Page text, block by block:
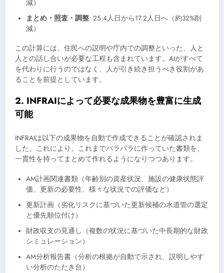
減）
まとめ・照査・調整: 25.4人日から17.2人日へ（約32%削
減）
この計算には、住民への説明や庁内での調整といった、人と
人との話し合いが必要な工程も含まれています。AIがすべて
を代わりに行うのではなく、人が引き続き担うべき役割があ
ることを前提としています。
2. INFRAIによって必要な成果物を豊富に生成
可能
INFRAIは以下の成果物を自動で作成できることが確認されま
した。これにより、これまでバラバラに作っていた書類を、
一貫性を持ってまとめて作れるようになりつつあります。
AM計画関連書類（年齢別の資産状況、施設の健康状態評
価、更新の必要性、様々な状況での評価など）
更新計画（劣化リスクに基づいた更新候補の水道管の選定
と優先順位付け）
財政収支の見通し（複数の状況に基づいた中長期的な財政
シミュレーション）
AM分析報告書（分析の根拠が自動で示され、説明しやす
い分析のたたき台）